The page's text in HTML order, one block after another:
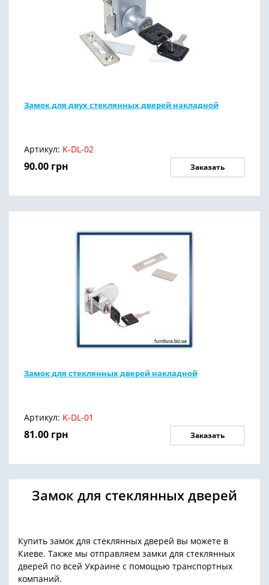
Замок для двух стеклянных дверей накладной
Артикул: K-DL-02
90.00 грн Заказать
Замок для стеклянных дверей накладной
Артикул: K-DL-01
81.00 грн Заказать
Замок для стеклянных дверей
Купить замок для стеклянных дверей вы можете в
Киеве. Также мы отправляем замки для стеклянных
дверей по всей Украине с помощью транспортных
компаний.